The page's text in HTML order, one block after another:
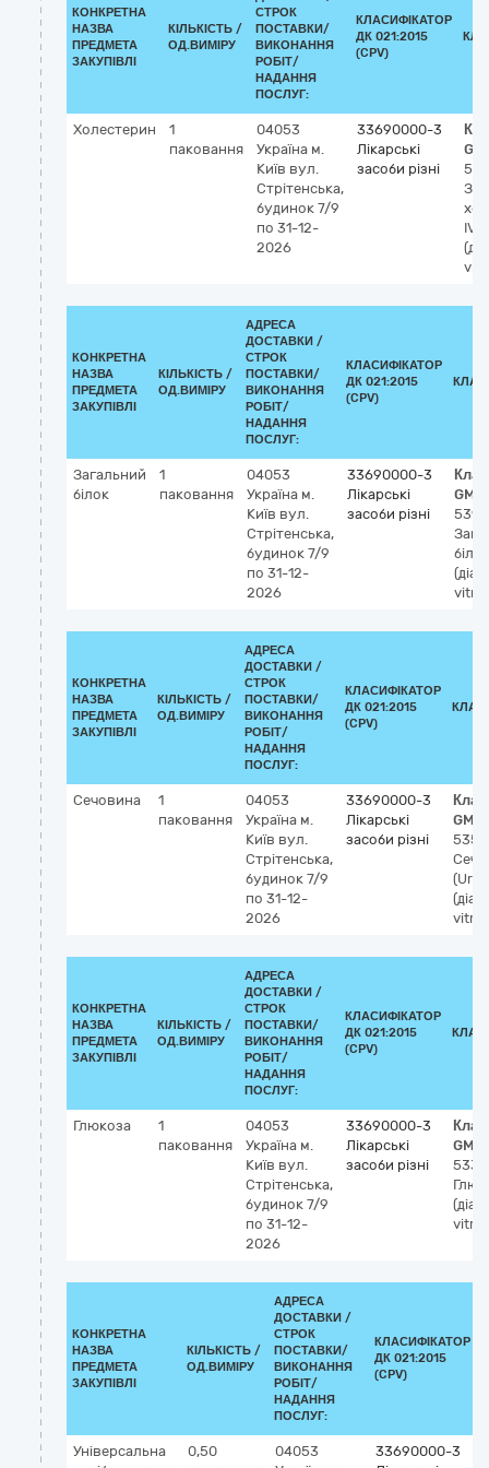
КОНКРЕТНА
НАЗВА
ПРЕДМЕТА
ЗАКУПІВЛІ
КІЛЬКІСТЬ /
ОД.ВИМІРУ
СТРОК
ПОСТАВКИ/
ВИКОНАННЯ
РОБІТ/
НАДАННЯ
ПОСЛУГ:
КЛАСИФІКАТОР
ДК 021:2015
(CPV)
Холестерин
1
паковання
04053
Україна м.
Київ вул.
Стрітенська,
будинок 7/9
по 31-12-
2026
33690000-3
Лікарські
засоби різні
IVD
КОНКРЕТНА
НАЗВА
ПРЕДМЕТА
ЗАКУПІВЛІ
КІЛЬКІСТЬ /
ОД.ВИМІРУ
АДРЕСА
ДОСТАВКИ /
СТРОК
ПОСТАВКИ/
ВИКОНАННЯ
РОБІТ/
НАДАННЯ
ПОСЛУГ:
КЛАСИФІКАТОР
ДК 021:2015
(CPV)
Загальний
білок
1
паковання
04053
Україна м.
Київ вул.
Стрітенська,
будинок 7/9
по 31-12-
2026
33690000-3
Лікарські
засоби різні
КОНКРЕТНА
НАЗВА
ПРЕДМЕТА
ЗАКУПІВЛІ
КІЛЬКІСТЬ /
ОД.ВИМІРУ
АДРЕСА
ДОСТАВКИ /
СТРОК
ПОСТАВКИ/
ВИКОНАННЯ
РОБІТ/
НАДАННЯ
ПОСЛУГ:
КЛАСИФІКАТОР
ДК 021:2015
(CPV)
Сечовина
1
паковання
04053
Україна м.
Київ вул.
Стрітенська,
будинок 7/9
по 31-12-
2026
33690000-3
Лікарські
засоби різні
КОНКРЕТНА
НАЗВА
ПРЕДМЕТА
ЗАКУПІВЛІ
КІЛЬКІСТЬ /
ОД.ВИМІРУ
АДРЕСА
ДОСТАВКИ /
СТРОК
ПОСТАВКИ/
ВИКОНАННЯ
РОБІТ/
НАДАННЯ
ПОСЛУГ:
КЛАСИФІКАТОР
ДК 021:2015
(CPV)
Глюкоза
1
паковання
04053
Україна м.
Київ вул.
Стрітенська,
будинок 7/9
по 31-12-
2026
33690000-3
Лікарські
засоби різні
КОНКРЕТНА
НАЗВА
ПРЕДМЕТА
ЗАКУПІВЛІ
КІЛЬКІСТЬ /
ОД.ВИМІРУ
АДРЕСА
ДОСТАВКИ /
СТРОК
ПОСТАВКИ/
ВИКОНАННЯ
РОБІТ/
НАДАННЯ
ПОСЛУГ:
КЛАСИФІКАТОР
ДК 021:2015
(CPV)
Універсальна
0,50
04053
33690000-3